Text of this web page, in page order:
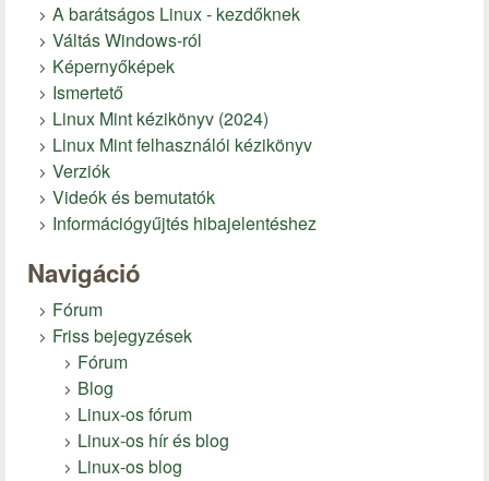
A barátságos Linux - kezdőknek
Váltás Windows-ról
Képernyőképek
Ismertető
Linux Mint kézikönyv (2024)
Linux Mint felhasználói kézikönyv
Verziók
Videók és bemutatók
Információgyűjtés hibajelentéshez
Navigáció
Fórum
Friss bejegyzések
Fórum
Blog
Linux-os fórum
Linux-os hír és blog
Linux-os blog